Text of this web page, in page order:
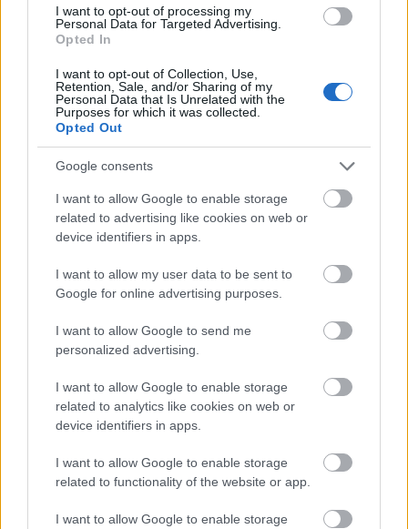
I want to opt-out of processing my
Personal Data for Targeted Advertising.
Opted In
I want to opt-out of Collection, Use,
Retention, Sale, and/or Sharing of my
Personal Data that Is Unrelated with the
Purposes for which it was collected.
Opted Out
Google consents
I want to allow Google to enable storage
related to advertising like cookies on web or
device identifiers in apps.
I want to allow my user data to be sent to
Google for online advertising purposes.
I want to allow Google to send me
personalized advertising.
I want to allow Google to enable storage
related to analytics like cookies on web or
device identifiers in apps.
I want to allow Google to enable storage
related to functionality of the website or app.
I want to allow Google to enable storage
Συνδέσου και κάνε το πρώτο σχόλιο...
BEST OFINTERNET